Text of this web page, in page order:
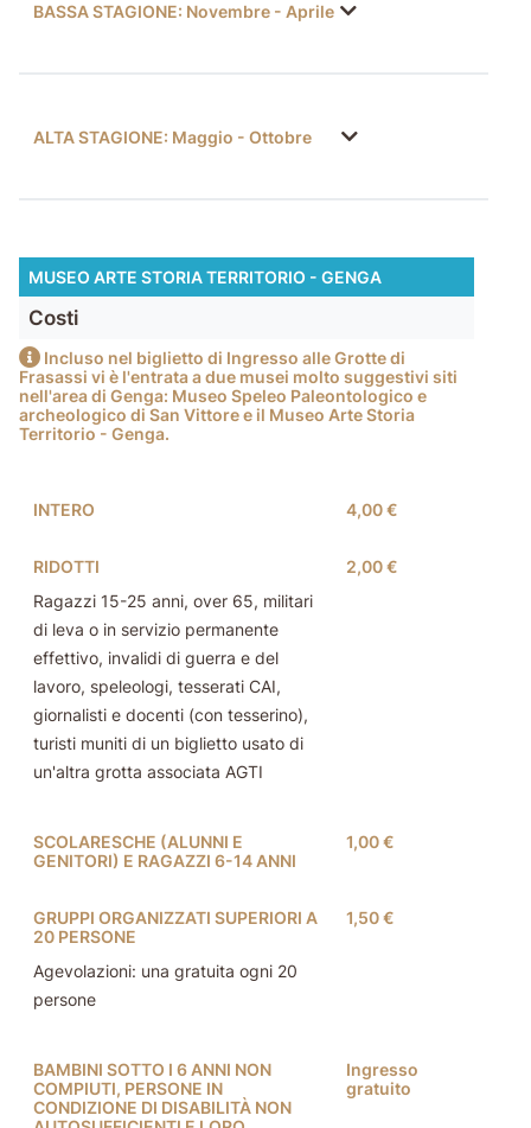
BASSA STAGIONE: Novembre - Aprile
ALTA STAGIONE: Maggio - Ottobre
MUSEO ARTE STORIA TERRITORIO - GENGA
Costi
Incluso nel biglietto di Ingresso alle Grotte di
Frasassi vi è l'entrata a due musei molto suggestivi siti
nell'area di Genga: Museo Speleo Paleontologico e
archeologico di San Vittore e il Museo Arte Storia
Territorio - Genga.
INTERO 4,00 €
RIDOTTI
Ragazzi 15-25 anni, over 65, militari
di leva o in servizio permanente
effettivo, invalidi di guerra e del
lavoro, speleologi, tesserati CAI,
giornalisti e docenti (con tesserino),
turisti muniti di un biglietto usato di
un'altra grotta associata AGTI
2,00 €
SCOLARESCHE (ALUNNI E
GENITORI) E RAGAZZI 6-14 ANNI
1,00 €
GRUPPI ORGANIZZATI SUPERIORI A
20 PERSONE
Agevolazioni: una gratuita ogni 20
persone
1,50 €
BAMBINI SOTTO I 6 ANNI NON
COMPIUTI, PERSONE IN
CONDIZIONE DI DISABILITÀ NON
Ingresso
gratuito